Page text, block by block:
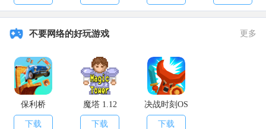
不要网络的好玩游戏 更多
保利桥
下载
魔塔 1.12
下载
决战时刻OS
下载